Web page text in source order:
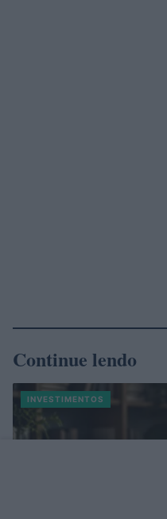
Continue lendo
INVESTIMENTOS